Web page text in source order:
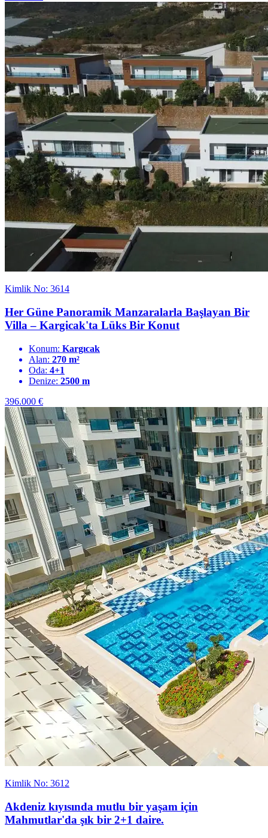
Kimlik No: 3614
Her Güne Panoramik Manzaralarla Başlayan Bir
Villa – Kargicak'ta Lüks Bir Konut
Konum: Kargıcak
Alan: 270 m²
Oda: 4+1
Denize: 2500 m
396.000 €
Kimlik No: 3612
Akdeniz kıyısında mutlu bir yaşam için
Mahmutlar'da şık bir 2+1 daire.